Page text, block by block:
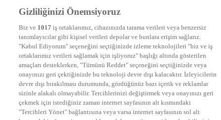
DYG Televizyonlar
STAR
EURO STAR
KRAL POP TV
DYG Radyolar
NTV RADYO
KRAL FM
KRAL POP
EKSEN
VOYAGE
DYG Dijital
Gizliliğinizi Önemsiyoruz
Biz ve 1017 iş ortaklarımız, cihazınızda tarama verileri veya benzersiz
tanımlayıcılar gibi kişisel verileri depolar ve bunlara erişim sağlarız.
"Kabul Ediyorum" seçeneğini seçtiğinizde izleme teknolojileri "biz ve iş
ortaklarımız verileri sağlamak için işliyoruz" başlığı altında gösterilen
amaçları desteklerken, "Tümünü Reddet" seçeneğini seçtiğinizde veya
onayınızı geri çektiğinizde bu teknoloji devre dışı kalacaktır. İzleyicilerin
devre dışı bırakılması durumunda, gördüğünüz bazı içerik ve reklamlar
sizinle alakalı olmayabilir. Tercihlerinizi değiştirmek veya onayınızı geri
çekmek için istediğiniz zaman internet sayfasının alt kısmındaki
"Tercihleri Yönet" bağlantısına veya varsa internet sayfasının sol alt